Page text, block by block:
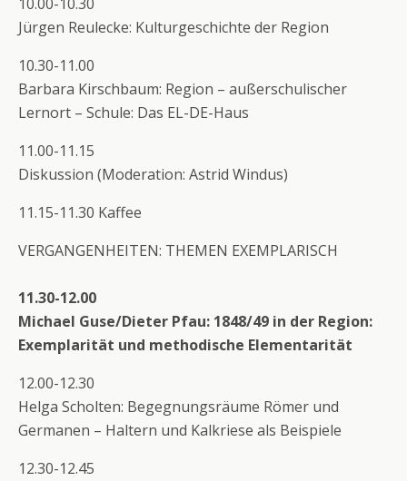
Jürgen Reulecke: Kulturgeschichte der Region
10.30-11.00
Barbara Kirschbaum: Region – außerschulischer
Lernort – Schule: Das EL-DE-Haus
11.00-11.15
Diskussion (Moderation: Astrid Windus)
11.15-11.30 Kaffee
VERGANGENHEITEN: THEMEN EXEMPLARISCH
11.30-12.00
Michael Guse/Dieter Pfau: 1848/49 in der Region:
Exemplarität und methodische Elementarität
12.00-12.30
Helga Scholten: Begegnungsräume Römer und
Germanen – Haltern und Kalkriese als Beispiele
12.30-12.45